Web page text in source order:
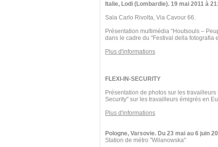
Italie, Lodi (Lombardie). 19 mai 2011 à
Sala Carlo Rivolta, Via Cavour 66.
Présentation multimédia “Houtsouls –
dans le cadre du "Festival della fotografia
Plus d'informations
FLEXI-IN-SECURITY
Présentation de photos sur les
Security" sur les travailleurs émigrés en
Plus d'informations
Pologne, Varsovie. Du 23 mai au 6 juin
Station de métro "Wilanowska"